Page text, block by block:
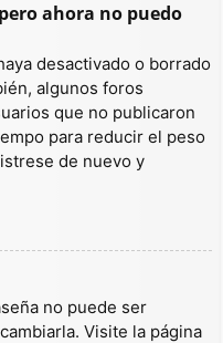
ahora no puedo
desactivado o borrado
algunos foros
que no publicaron
para reducir el peso
de nuevo y
no puede ser
Visite la página